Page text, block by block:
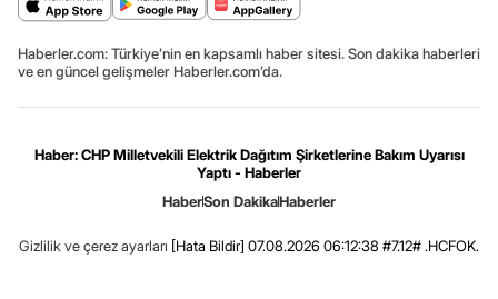
Haberler.com: Türkiye’nin en kapsamlı haber sitesi. Son dakika haberleri
ve en güncel gelişmeler Haberler.com’da.
Haber: CHP Milletvekili Elektrik Dağıtım Şirketlerine Bakım Uyarısı
Yaptı - Haberler
HaberSon DakikaHaberler
Gizlilik ve çerez ayarları [Hata Bildir] 07.08.2026 06:12:38 #7.12# .HCFOK.